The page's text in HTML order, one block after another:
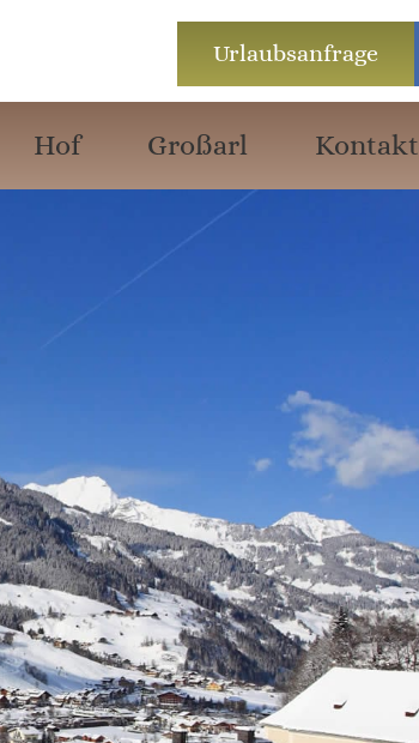
Urlaubsanfrage
Hof Großarl Kontakt